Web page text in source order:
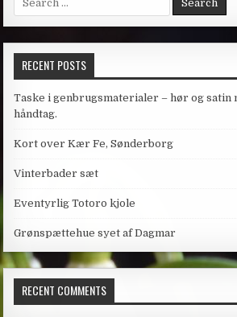
for:
RECENT POSTS
Taske i genbrugsmaterialer – hør og satin
håndtag.
Kort over Kær Fe, Sønderborg
Vinterbader sæt
Eventyrlig Totoro kjole
Grønspættehue syet af Dagmar
RECENT COMMENTS